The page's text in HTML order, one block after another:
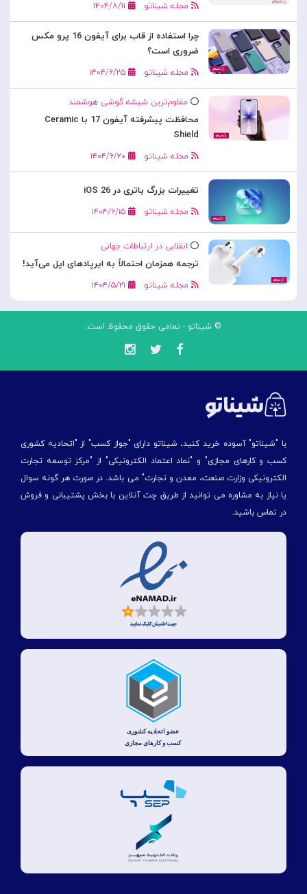
مجله شیناتو ۱۴۰۴/۸/۱۱
چرا استفاده از قاب برای آیفون 16 پرو مکس
ضروری است؟
مجله شیناتو ۱۴۰۴/۶/۲۵
مقاوم‌ترین شیشه گوشی هوشمند
محافظت پیشرفته آیفون 17 با Ceramic
Shield
مجله شیناتو ۱۴۰۴/۶/۲۰
تغییرات بزرگ باتری در iOS 26
مجله شیناتو ۱۴۰۴/۶/۱۵
انقلابی در ارتباطات جهانی
ترجمه همزمان احتمالاً به ایرپادهای اپل می‌آید!
مجله شیناتو ۱۴۰۴/۵/۲۱
© شیناتو - تمامی حقوق محفوظ است.
با "شیناتو" آسوده خرید کنید، شیناتو دارای "جواز کسب" از "اتحادیه کشوری
کسب و کارهای مجازی" و "نماد اعتماد الکترونیکی" از "مركز توسعه تجارت
الكترونیكی وزارت صنعت، معدن و تجارت" می باشد. در صورت هر گونه سوال
یا نیاز به مشاوره می توانید از طریق چت آنلاین با بخش پشتیبانی و فروش
در تماس باشید.